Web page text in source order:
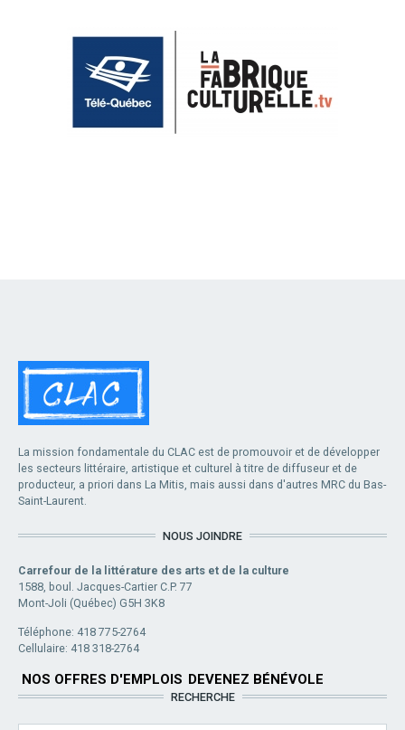
La mission fondamentale du CLAC est de promouvoir et de développer
les secteurs littéraire, artistique et culturel à titre de diffuseur et de
producteur, a priori dans La Mitis, mais aussi dans d'autres MRC du Bas-
Saint-Laurent.
NOUS JOINDRE
Carrefour de la littérature des arts et de la culture
1588, boul. Jacques-Cartier C.P. 77
Mont-Joli (Québec) G5H 3K8
Téléphone: 418 775-2764
Cellulaire: 418 318-2764
NOS OFFRES D'EMPLOIS DEVENEZ BÉNÉVOLE
RECHERCHE